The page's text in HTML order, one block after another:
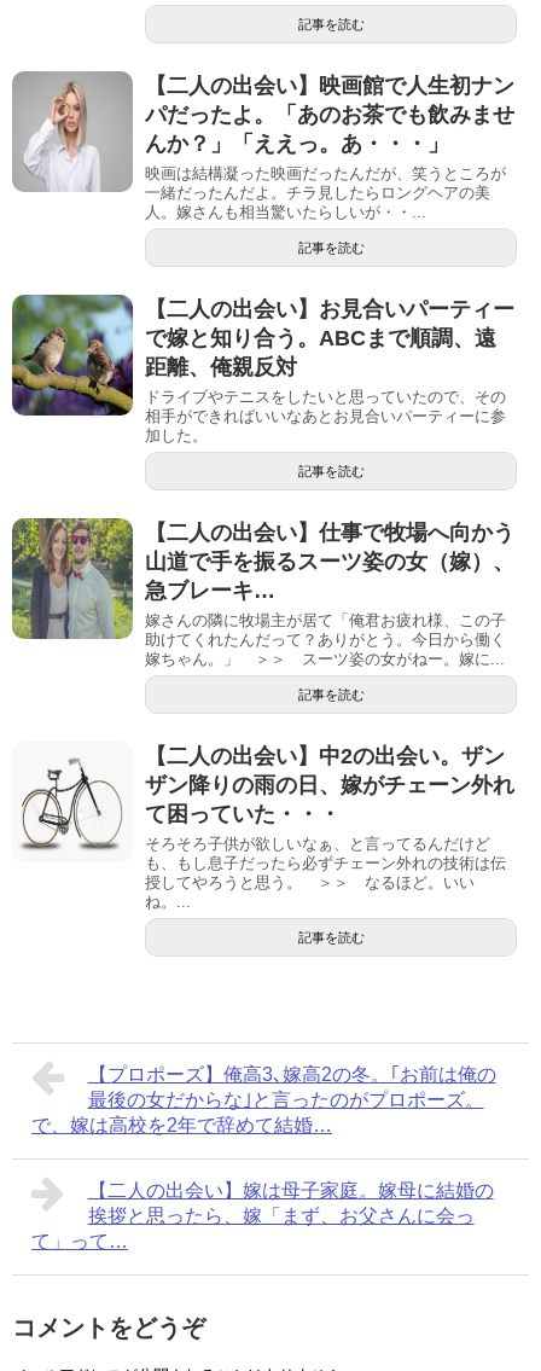
記事を読む
【二人の出会い】映画館で人生初ナン
パだったよ。「あのお茶でも飲みませ
んか？」「ええっ。あ・・・」
映画は結構凝った映画だったんだが、笑うところが
一緒だったんだよ。チラ見したらロングヘアの美
人。嫁さんも相当驚いたらしいが・・...
記事を読む
【二人の出会い】お見合いパーティー
で嫁と知り合う。ABCまで順調、遠
距離、俺親反対
ドライブやテニスをしたいと思っていたので、その
相手ができればいいなあとお見合いパーティーに参
加した。
記事を読む
【二人の出会い】仕事で牧場へ向かう
山道で手を振るスーツ姿の女（嫁）、
急ブレーキ…
嫁さんの隣に牧場主が居て「俺君お疲れ様、この子
助けてくれたんだって？ありがとう。今日から働く
嫁ちゃん。」 ＞＞ スーツ姿の女がねー。嫁に...
記事を読む
【二人の出会い】中2の出会い。ザン
ザン降りの雨の日、嫁がチェーン外れ
て困っていた・・・
そろそろ子供が欲しいなぁ、と言ってるんだけど
も、もし息子だったら必ずチェーン外れの技術は伝
授してやろうと思う。 ＞＞ なるほど。いい
ね。...
記事を読む
【プロポーズ】俺高3､嫁高2の冬。｢お前は俺の
最後の女だからな｣と言ったのがプロポーズ。
で、嫁は高校を2年で辞めて結婚…
【二人の出会い】嫁は母子家庭。嫁母に結婚の
挨拶と思ったら、嫁「まず、お父さんに会っ
て」って…
コメントをどうぞ